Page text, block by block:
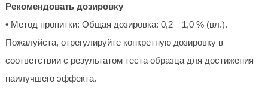
Рекомендовать дозировку
• Метод пропитки: Общая дозировка: 0,2—1,0 % (вл.).
Пожалуйста, отрегулируйте конкретную дозировку в
соответствии с результатом теста образца для достижения
наилучшего эффекта.